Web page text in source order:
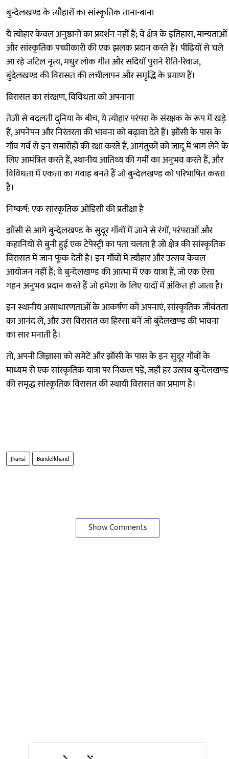
बुन्देलखण्ड के त्यौहारों का सांस्कृतिक ताना-बाना
ये त्योहार केवल अनुष्ठानों का प्रदर्शन नहीं हैं; वे क्षेत्र के इतिहास, मान्यताओं
और सांस्कृतिक पच्चीकारी की एक झलक प्रदान करते हैं। पीढ़ियों से चले
आ रहे जटिल नृत्य, मधुर लोक गीत और सदियों पुराने रीति-रिवाज,
बुंदेलखण्ड की विरासत की लचीलापन और समृद्धि के प्रमाण हैं।
विरासत का संरक्षण, विविधता को अपनाना
तेजी से बदलती दुनिया के बीच, ये त्योहार परंपरा के संरक्षक के रूप में खड़े
हैं, अपनेपन और निरंतरता की भावना को बढ़ावा देते हैं। झाँसी के पास के
गाँव गर्व से इन समारोहों की रक्षा करते हैं, आगंतुकों को जादू में भाग लेने के
लिए आमंत्रित करते हैं, स्थानीय आतिथ्य की गर्मी का अनुभव करते हैं, और
विविधता में एकता का गवाह बनते हैं जो बुन्देलखण्ड को परिभाषित करता
है।
निष्कर्ष: एक सांस्कृतिक ओडिसी की प्रतीक्षा है
झाँसी से आगे बुन्देलखण्ड के सुदूर गाँवों में जाने से रंगों, परंपराओं और
कहानियों से बुनी हुई एक टेपेस्ट्री का पता चलता है जो क्षेत्र की सांस्कृतिक
विरासत में जान फूंक देती है। इन गाँवों में त्यौहार और उत्सव केवल
आयोजन नहीं हैं; वे बुन्देलखण्ड की आत्मा में एक यात्रा हैं, जो एक ऐसा
गहन अनुभव प्रदान करते हैं जो हमेशा के लिए यादों में अंकित हो जाता है।
इन स्थानीय असाधारणताओं के आकर्षण को अपनाएं, सांस्कृतिक जीवंतता
का आनंद लें, और उस विरासत का हिस्सा बनें जो बुंदेलखण्ड की भावना
का सार मनाती है।
तो, अपनी जिज्ञासा को समेटें और झाँसी के पास के इन सुदूर गाँवों के
माध्यम से एक सांस्कृतिक यात्रा पर निकल पड़ें, जहाँ हर उत्सव बुन्देलखण्ड
की समृद्ध सांस्कृतिक विरासत की स्थायी विरासत का प्रमाण है।
Jhansi Bundelkhand
Show Comments